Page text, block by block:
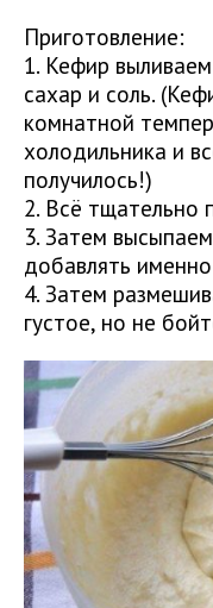
Приготовление:
1. Кефир
сахар и соль.
комнатной
холодильника и
получилось!)
2. Всё тщательно
3. Затем
добавлять
4. Затем
густое, но не